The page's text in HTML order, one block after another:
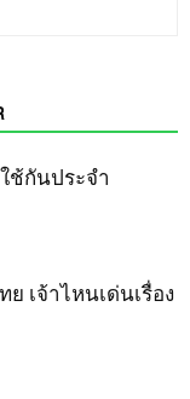
ช้กันประจำ
ย เจ้าไหนเด่นเรื่อง